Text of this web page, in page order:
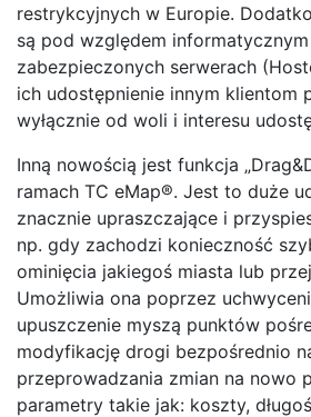
restrykcyjnych w Europie.
są pod względem informatycznym
zabezpieczonych serwerach
ich udostępnienie innym klientom
wyłącznie od woli i interesu
Inną nowością jest funkcja
ramach TC eMap®. Jest to duże
znacznie upraszczające i
np. gdy zachodzi konieczność
ominięcia jakiegoś miasta lub
Umożliwia ona poprzez
upuszczenie myszą punktów
modyfikację drogi bezpośrednio
przeprowadzania zmian na nowo
parametry takie jak: koszty,